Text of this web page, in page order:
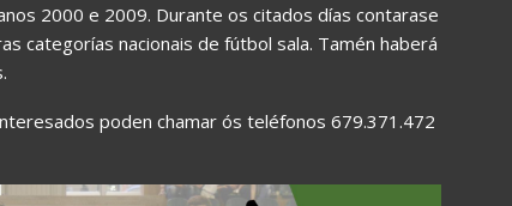
2000 e 2009. Durante os citados días contarase
categorías nacionais de fútbol sala. Tamén haberá
poden chamar ós teléfonos 679.371.472